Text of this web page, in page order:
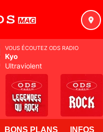
BONS PLANS INFOS
VOUS ÉCOUTEZ ODS RADIO
Kyo
Ultraviolent